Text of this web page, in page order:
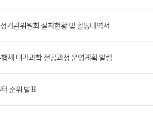
기관위원회 설치현황 및 활동내역서
제 대기과학 전공과정 운영계획 알림
순위 발표